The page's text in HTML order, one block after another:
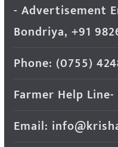
- Advertisement
Bondriya, +91
Phone: (0755)
Farmer Help Line-
Email: